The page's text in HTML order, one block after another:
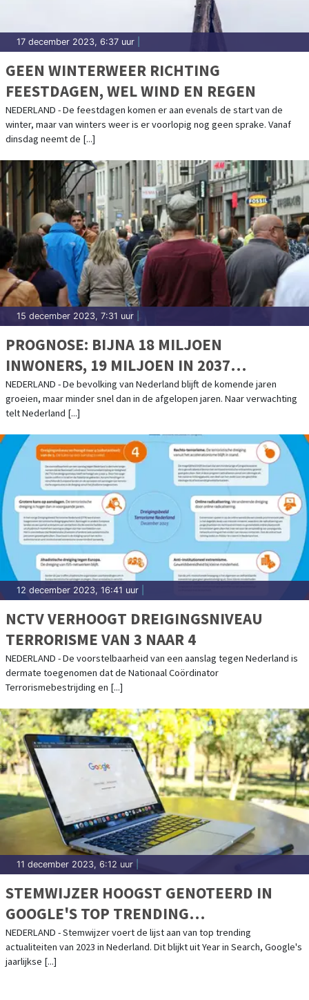
17 december 2023, 6:37 uur
GEEN WINTERWEER RICHTING
FEESTDAGEN, WEL WIND EN REGEN
NEDERLAND - De feestdagen komen er aan evenals de start van de
winter, maar van winters weer is er voorlopig nog geen sprake. Vanaf
dinsdag neemt de [...]
15 december 2023, 7:31 uur
PROGNOSE: BIJNA 18 MILJOEN
INWONERS, 19 MILJOEN IN 2037
VERWACHT
NEDERLAND - De bevolking van Nederland blijft de komende jaren
groeien, maar minder snel dan in de afgelopen jaren. Naar verwachting
telt Nederland [...]
12 december 2023, 16:41 uur
NCTV VERHOOGT DREIGINGSNIVEAU
TERRORISME VAN 3 NAAR 4
NEDERLAND - De voorstelbaarheid van een aanslag tegen Nederland is
dermate toegenomen dat de Nationaal Coördinator
Terrorismebestrijding en [...]
11 december 2023, 6:12 uur
STEMWIJZER HOOGST GENOTEERD IN
GOOGLE'S TOP TRENDING
ACTUALITEITEN VAN 2023
NEDERLAND - Stemwijzer voert de lijst aan van top trending
actualiteiten van 2023 in Nederland. Dit blijkt uit Year in Search, Google's
jaarlijkse [...]